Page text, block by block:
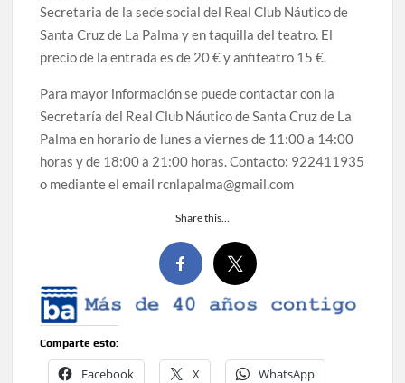
Secretaria de la sede social del Real Club Náutico de
Santa Cruz de La Palma y en taquilla del teatro. El
precio de la entrada es de 20 € y anfiteatro 15 €.
Para mayor información se puede contactar con la
Secretaría del Real Club Náutico de Santa Cruz de La
Palma en horario de lunes a viernes de 11:00 a 14:00
horas y de 18:00 a 21:00 horas. Contacto: 922411935
o mediante el email rcnlapalma@gmail.com
Share this…
Comparte esto:
Facebook X WhatsApp